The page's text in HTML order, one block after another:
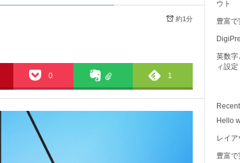
約1分
0 1
ウト
豊富
英数字
ィ設定
Hello
レイア
豊富